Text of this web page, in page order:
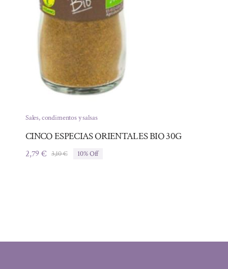
Sales, condimentos y salsas
CINCO ESPECIAS ORIENTALES BIO 30G
3,10€El
2,79€
El
10% Off